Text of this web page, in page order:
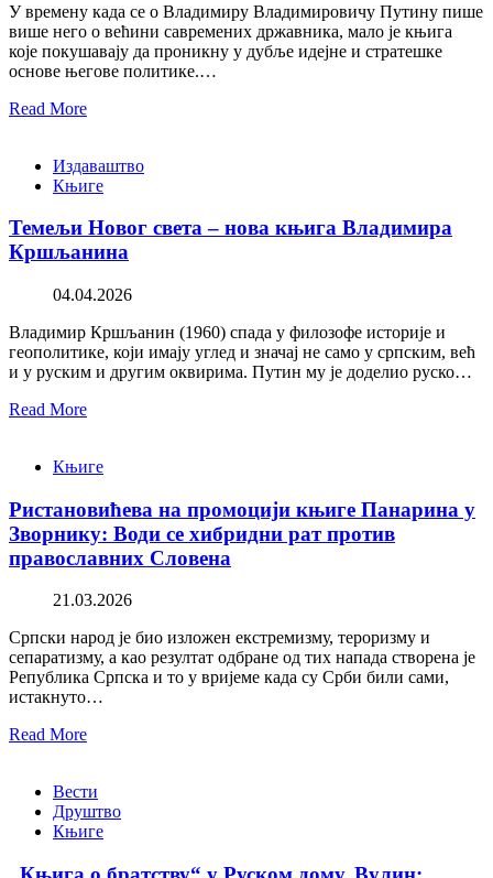
У времену када се о Владимиру Владимировичу Путину пише
више него о већини савремених државника, мало је књига
које покушавају да проникну у дубље идејне и стратешке
основе његове политике.…
Read More
Издаваштво
Књиге
Темељи Новог света – нова књига Владимира
Кршљанина
04.04.2026
Владимир Кршљанин (1960) спада у филозофе историје и
геополитике, који имају углед и значај не само у српским, већ
и у руским и другим оквирима. Путин му је доделио руско…
Read More
Књиге
Ристановићева на промоцији књиге Панарина у
Зворнику: Води се хибридни рат против
православних Словена
21.03.2026
Српски народ је био изложен екстремизму, тероризму и
сепаратизму, а као резултат одбране од тих напада створена је
Република Српска и то у вријеме када су Срби били сами,
истакнуто…
Read More
Вести
Друштво
Књиге